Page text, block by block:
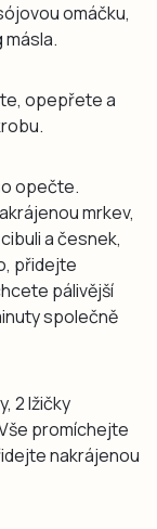
omáčku,
másla.
opepřete a
opečte.
mrkev,
a česnek,
přidejte
pálivější
společně
2 lžičky
promíchejte
nakrájenou